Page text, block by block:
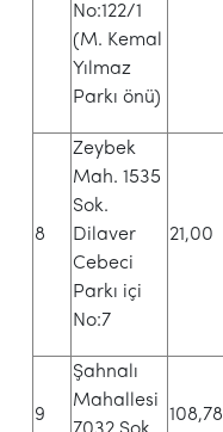
No:122/1
(M. Kemal
Yılmaz
Parkı önü)
8
Zeybek
Mah. 1535
Sok.
Dilaver
Cebeci
Parkı içi
No:7
21,00
9
Şahnalı
Mahallesi
108,78